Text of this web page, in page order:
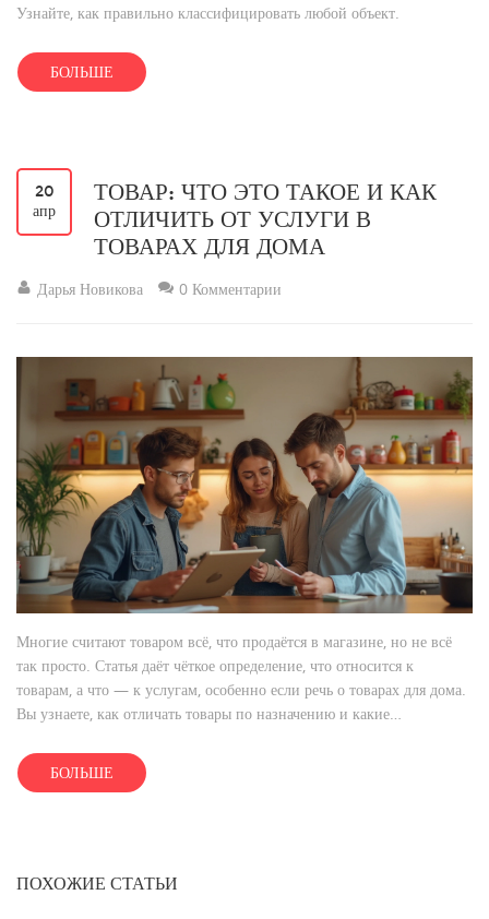
Узнайте, как правильно классифицировать любой объект.
БОЛЬШЕ
20
апр
ТОВАР: ЧТО ЭТО ТАКОЕ И КАК
ОТЛИЧИТЬ ОТ УСЛУГИ В
ТОВАРАХ ДЛЯ ДОМА
Дарья Новикова 0 Комментарии
Многие считают товаром всё, что продаётся в магазине, но не всё
так просто. Статья даёт чёткое определение, что относится к
товарам, а что — к услугам, особенно если речь о товарах для дома.
Вы узнаете, как отличать товары по назначению и какие
запутаться при покупках, выборе подарков или оформлении
онлайн-заказов. Также делюсь лайфхаками для разумного выбора
БОЛЬШЕ
ПОХОЖИЕ СТАТЬИ